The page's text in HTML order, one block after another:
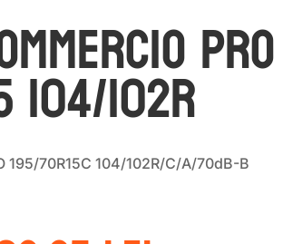
PRO
104/102R
195/70R15C 104/102R/C/A/70dB-B